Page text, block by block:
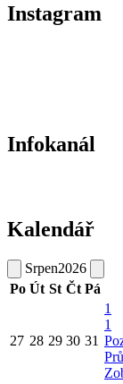
Instagram
Infokanál
Kalendář
Srpen2026
Po Út St Čt Pá
27 28 29 30 31
1
1